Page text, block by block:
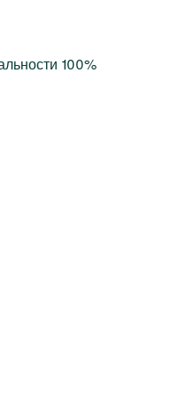
100%